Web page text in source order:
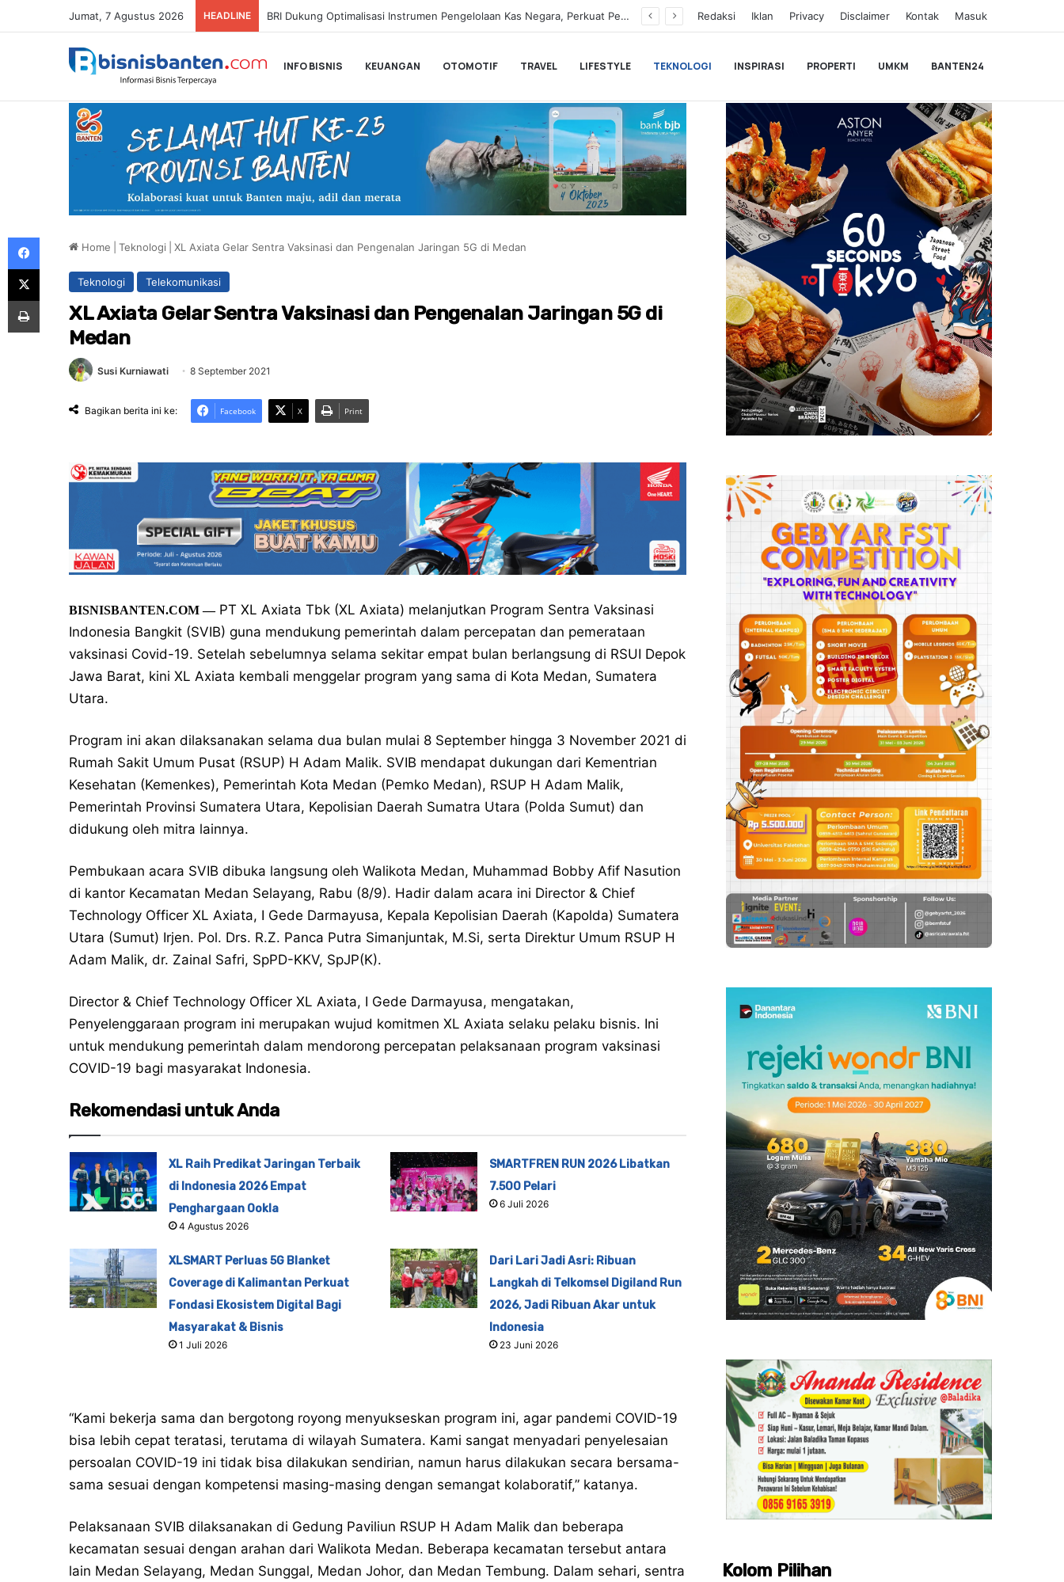
Jumat, 7 Agustus 2026 HEADLINE Hampir Sentuh 70.000 Pengguna, Polytron Optimis Sambut Ajang GIIAS 2026 dengan Respon Positif Redaksi Iklan Privacy Disclaimer Kontak Masuk
INFO BISNIS KEUANGAN OTOMOTIF TRAVEL LIFESTYLE TEKNOLOGI INSPIRASI PROPERTI UMKM BANTEN24
Home Teknologi XL Axiata Gelar Sentra Vaksinasi dan Pengenalan Jaringan 5G di Medan
Teknologi Telekomunikasi
XL Axiata Gelar Sentra Vaksinasi dan Pengenalan Jaringan 5G di
Medan
Susi Kurniawati 8 September 2021
Bagikan berita ini ke: Facebook X Print
BISNISBANTEN.COM —PT XL Axiata Tbk (XL Axiata) melanjutkan Program Sentra Vaksinasi
Indonesia Bangkit (SVIB) guna mendukung pemerintah dalam percepatan dan pemerataan
vaksinasi Covid-19. Setelah sebelumnya selama sekitar empat bulan berlangsung di RSUI Depok
Jawa Barat, kini XL Axiata kembali menggelar program yang sama di Kota Medan, Sumatera
Utara.
Program ini akan dilaksanakan selama dua bulan mulai 8 September hingga 3 November 2021 di
Rumah Sakit Umum Pusat (RSUP) H Adam Malik. SVIB mendapat dukungan dari Kementrian
Kesehatan (Kemenkes), Pemerintah Kota Medan (Pemko Medan), RSUP H Adam Malik,
Pemerintah Provinsi Sumatera Utara, Kepolisian Daerah Sumatra Utara (Polda Sumut) dan
didukung oleh mitra lainnya.
Pembukaan acara SVIB dibuka langsung oleh Walikota Medan, Muhammad Bobby Afif Nasution
di kantor Kecamatan Medan Selayang, Rabu (8/9). Hadir dalam acara ini Director & Chief
Technology Officer XL Axiata, I Gede Darmayusa, Kepala Kepolisian Daerah (Kapolda) Sumatera
Utara (Sumut) Irjen. Pol. Drs. R.Z. Panca Putra Simanjuntak, M.Si, serta Direktur Umum RSUP H
Adam Malik, dr. Zainal Safri, SpPD-KKV, SpJP(K).
Director & Chief Technology Officer XL Axiata, I Gede Darmayusa, mengatakan,
Penyelenggaraan program ini merupakan wujud komitmen XL Axiata selaku pelaku bisnis. Ini
untuk mendukung pemerintah dalam mendorong percepatan pelaksanaan program vaksinasi
COVID-19 bagi masyarakat Indonesia.
Rekomendasi untuk Anda
XL Raih Predikat Jaringan Terbaik
di Indonesia 2026 Empat
Penghargaan Ookla
4 Agustus 2026
SMARTFREN RUN 2026 Libatkan
7.500 Pelari
6 Juli 2026
XLSMART Perluas 5G Blanket
Coverage di Kalimantan Perkuat
Fondasi Ekosistem Digital Bagi
Masyarakat & Bisnis
1 Juli 2026
Dari Lari Jadi Asri: Ribuan
Langkah di Telkomsel Digiland Run
2026, Jadi Ribuan Akar untuk
Indonesia
23 Juni 2026
“Kami bekerja sama dan bergotong royong menyukseskan program ini, agar pandemi COVID-19
bisa lebih cepat teratasi, terutama di wilayah Sumatera. Kami sangat menyadari penyelesaian
persoalan COVID-19 ini tidak bisa dilakukan sendirian, namun harus dilakukan secara bersama-
sama sesuai dengan kompetensi masing-masing dengan semangat kolaboratif,” katanya.
Pelaksanaan SVIB dilaksanakan di Gedung Paviliun RSUP H Adam Malik dan beberapa
kecamatan sesuai dengan arahan dari Walikota Medan. Beberapa kecamatan tersebut antara
lain Medan Selayang, Medan Sunggal, Medan Johor, dan Medan Tembung. Dalam sehari, sentra
Kolom Pilihan